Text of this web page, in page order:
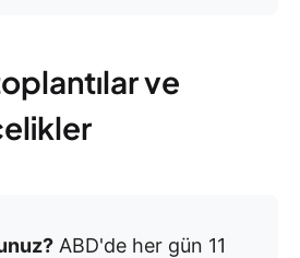
ve
ABD'de her gün 11